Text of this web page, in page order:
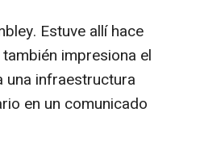
Estuve allí hace
impresiona el
una infraestructura
en un comunicado